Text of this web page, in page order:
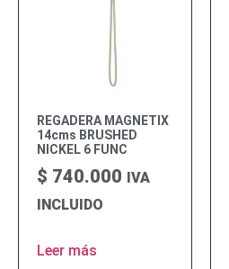
REGADERA MAGNETIX
14cms BRUSHED
NICKEL 6 FUNC
$ 740.000 IVA
INCLUIDO
Leer más